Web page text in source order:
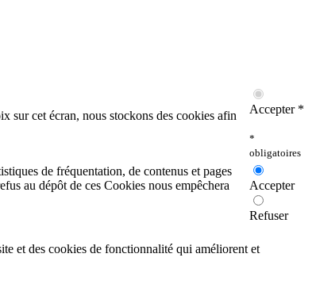
sur cet écran, nous stockons des cookies afin
Accepter *
*
obligatoires
de fréquentation, de contenus et pages
au dépôt de ces Cookies nous empêchera
Accepter
Refuser
et des cookies de fonctionnalité qui améliorent et